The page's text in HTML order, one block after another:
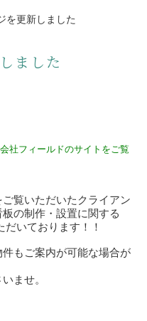
を更新しました
ました
社フィールドのサイトをご覧
覧いただいたクライアン
の制作・設置に関する
いております！！
もご案内が可能な場合が
ませ。